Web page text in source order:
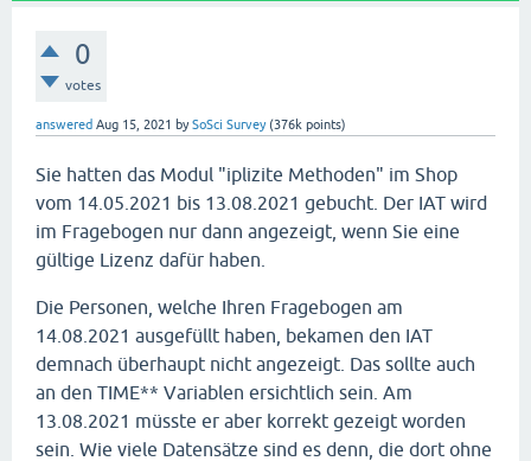
0
votes
answered Aug 15, 2021 bySoSci Survey (376k points)
Sie hatten das Modul "iplizite Methoden" im Shop
vom 14.05.2021 bis 13.08.2021 gebucht. Der IAT wird
im Fragebogen nur dann angezeigt, wenn Sie eine
gültige Lizenz dafür haben.
Die Personen, welche Ihren Fragebogen am
14.08.2021 ausgefüllt haben, bekamen den IAT
demnach überhaupt nicht angezeigt. Das sollte auch
an den TIME** Variablen ersichtlich sein. Am
13.08.2021 müsste er aber korrekt gezeigt worden
sein. Wie viele Datensätze sind es denn, die dort ohne